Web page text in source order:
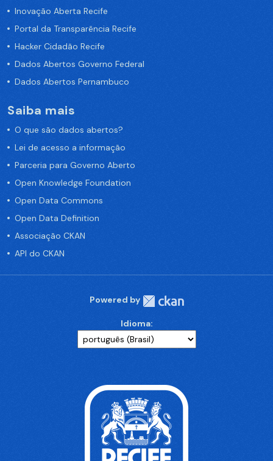
Inovação Aberta Recife
Portal da Transparência Recife
Hacker Cidadão Recife
Dados Abertos Governo Federal
Dados Abertos Pernambuco
Saiba mais
O que são dados abertos?
Lei de acesso a informação
Parceria para Governo Aberto
Open Knowledge Foundation
Open Data Commons
Open Data Definition
Associação CKAN
API do CKAN
Powered by
Idioma